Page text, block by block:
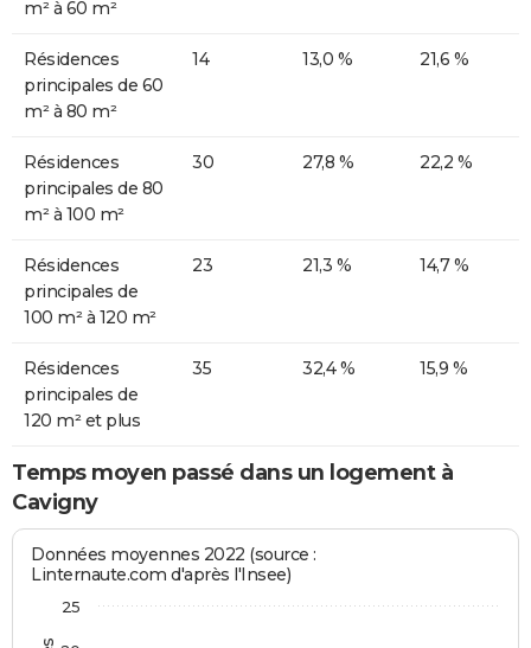
m² à 60 m²
Résidences
principales de 60
m² à 80 m²
14 13,0 % 21,6 %
Résidences
principales de 80
m² à 100 m²
30 27,8 % 22,2 %
Résidences
principales de
100 m² à 120 m²
23 21,3 % 14,7 %
Résidences
principales de
120 m² et plus
35 32,4 % 15,9 %
Temps moyen passé dans un logement à
Cavigny
Données moyennes 2022 (source :
Linternaute.com d'après l'Insee)
25